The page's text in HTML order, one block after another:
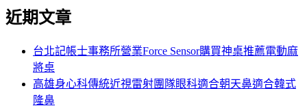
近期文章
台北記帳士事務所營業Force Sensor購買神桌推薦電動麻
將桌
高雄身心科傳統近視雷射團隊眼科適合朝天鼻適合韓式
隆鼻